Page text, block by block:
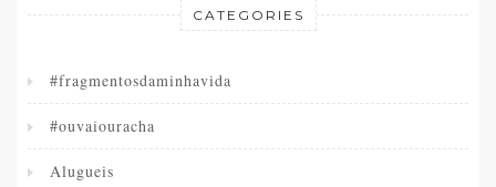
CATEGORIES
#fragmentosdaminhavida
#ouvaiouracha
Alugueis